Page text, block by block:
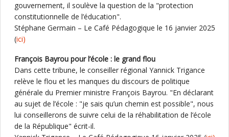
gouvernement, il soulève la question de la "protection
constitutionnelle de l’éducation".
Stéphane Germain – Le Café Pédagogique le 16 janvier 2025
(ici)
François Bayrou pour l’école : le grand flou
Dans cette tribune, le conseiller régional Yannick Trigance
relève le flou et les manques du discours de politique
générale du Premier ministre François Bayrou. "En déclarant
au sujet de l’école : "je sais qu’un chemin est possible", nous
lui conseillerons de suivre celui de la réhabilitation de l’école
de la République" écrit-il.